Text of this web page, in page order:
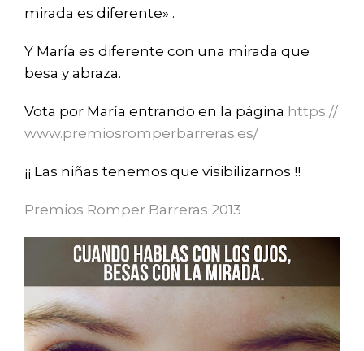
mirada es diferente» .
Y María es diferente con una mirada que
besa y abraza.
Vota por María entrando en la página https://
www.premiosromperbarreras.es/
¡¡ Las niñas tenemos que visibilizarnos !!
Premios Romper Barreras 2013